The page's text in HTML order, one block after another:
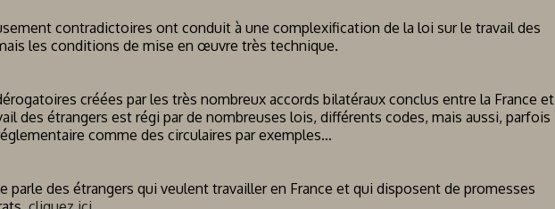
contradictoires ont conduit à une complexification de la loi sur le travail des
les conditions de mise en œuvre très technique.
créées par les très nombreux accords bilatéraux conclus entre la France et
des étrangers est régi par de nombreuses lois, différents codes, mais aussi, parfois
comme des circulaires par exemples…
parle des étrangers qui veulent travailler en France et qui disposent de promesses